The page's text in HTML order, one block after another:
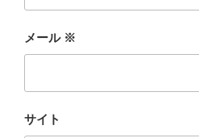
メール ※
サイト